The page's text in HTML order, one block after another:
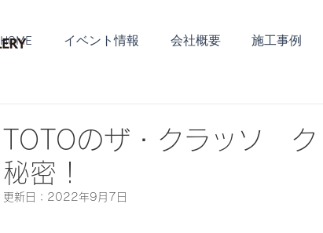
HOME イベント情報 会社概要 施工事例
TOTOのザ・クラッソ
秘密！
更新日： 2022年9月7日